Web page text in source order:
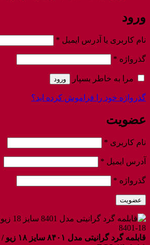
ورود
نام کاربری یا آدرس ایمیل *
گذرواژه *
مرا به خاطر بسپار ورود
گذرواژه خود را فراموش کرده اید؟
عضویت
نام کاربری *
آدرس ایمیل *
گذرواژه *
عضویت